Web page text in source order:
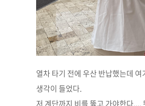
열차 타기 전에 우산 반납했는데 여
생각이 들었다.
저 계단까지 비를 뚫고 가야한다....